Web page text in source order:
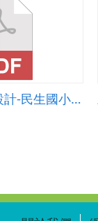
前瞻計畫教案設計-民生國小陳富傑老師&mdash;進階(創新)教學&mdash;Computational Thinking＆ Coding - scratch初階課程